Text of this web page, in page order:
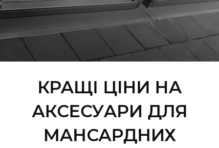
КРАЩІ ЦІНИ НА
АКСЕСУАРИ ДЛЯ
МАНСАРДНИХ